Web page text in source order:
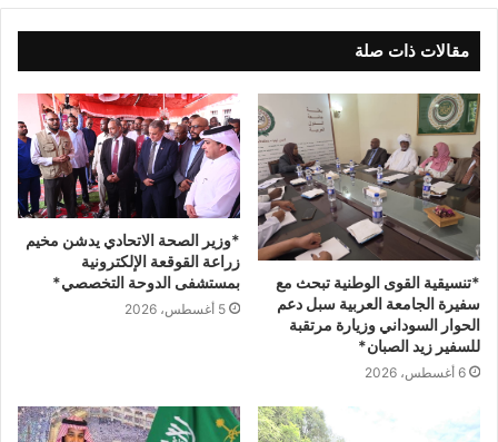
مقالات ذات صلة
*تنسيقية القوى الوطنية تبحث مع
سفيرة الجامعة العربية سبل دعم
الحوار السوداني وزيارة مرتقبة
للسفير زيد الصبان*
6 أغسطس، 2026
*وزير الصحة الاتحادي يدشن مخيم
زراعة القوقعة الإلكترونية
بمستشفى الدوحة التخصصي*
5 أغسطس، 2026